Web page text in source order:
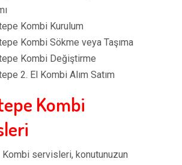
Kombi Kurulum
Kombi Sökme veya Taşıma
Kombi Değiştirme
2. El Kombi Alım Satım
Kombi
Kombi servisleri, konutunuzun